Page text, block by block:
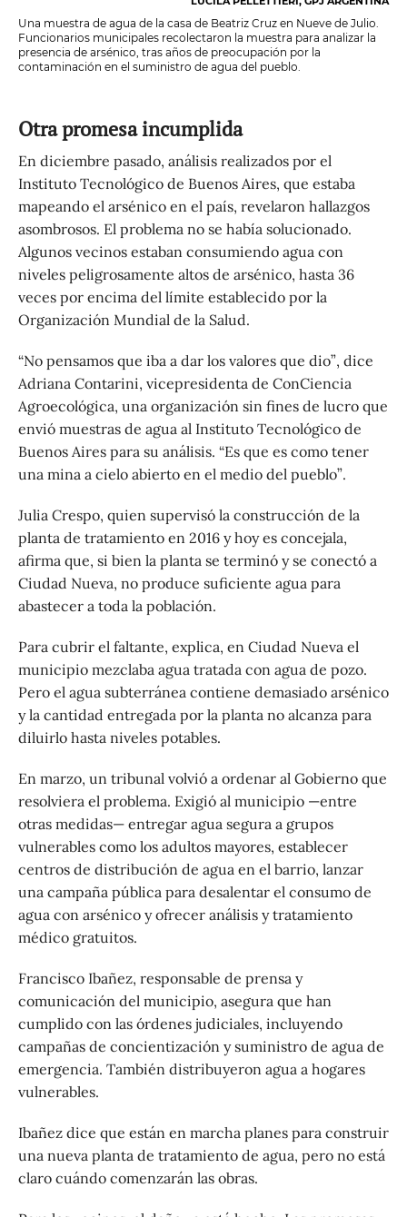
Una muestra de agua de la casa de Beatriz Cruz en Nueve de Julio.
Funcionarios municipales recolectaron la muestra para analizar la
presencia de arsénico, tras años de preocupación por la
contaminación en el suministro de agua del pueblo.
Otra promesa incumplida
En diciembre pasado, análisis realizados por el
Instituto Tecnológico de Buenos Aires, que estaba
mapeando el arsénico en el país, revelaron hallazgos
asombrosos. El problema no se había solucionado.
Algunos vecinos estaban consumiendo agua con
niveles peligrosamente altos de arsénico, hasta 36
veces por encima del límite establecido por la
Organización Mundial de la Salud.
“No pensamos que iba a dar los valores que dio”, dice
Adriana Contarini, vicepresidenta de ConCiencia
Agroecológica, una organización sin fines de lucro que
envió muestras de agua al Instituto Tecnológico de
Buenos Aires para su análisis. “Es que es como tener
una mina a cielo abierto en el medio del pueblo”.
Julia Crespo, quien supervisó la construcción de la
planta de tratamiento en 2016 y hoy es concejala,
afirma que, si bien la planta se terminó y se conectó a
Ciudad Nueva, no produce suficiente agua para
abastecer a toda la población.
Para cubrir el faltante, explica, en Ciudad Nueva el
municipio mezclaba agua tratada con agua de pozo.
Pero el agua subterránea contiene demasiado arsénico
y la cantidad entregada por la planta no alcanza para
diluirlo hasta niveles potables.
En marzo, un tribunal volvió a ordenar al Gobierno que
resolviera el problema. Exigió al municipio —entre
otras medidas— entregar agua segura a grupos
vulnerables como los adultos mayores, establecer
centros de distribución de agua en el barrio, lanzar
una campaña pública para desalentar el consumo de
agua con arsénico y ofrecer análisis y tratamiento
médico gratuitos.
Francisco Ibañez, responsable de prensa y
comunicación del municipio, asegura que han
cumplido con las órdenes judiciales, incluyendo
campañas de concientización y suministro de agua de
emergencia. También distribuyeron agua a hogares
vulnerables.
Ibañez dice que están en marcha planes para construir
una nueva planta de tratamiento de agua, pero no está
claro cuándo comenzarán las obras.